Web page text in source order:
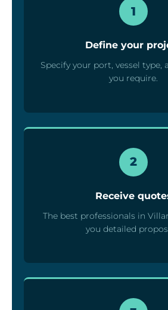
1
Define your
Specify your port, vessel type,
you require.
2
Receive
The best professionals in
you detailed